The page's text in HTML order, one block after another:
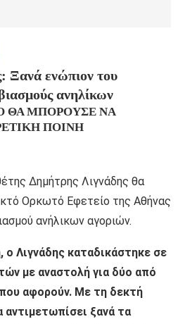
Ξανά ενώπιον του
ανηλίκων
ΘΑ ΜΠΟΡΟΎΣΕ ΝΑ
ΠΟΙΝΉ
Δημήτρης Λιγνάδης θα
Ορκωτό Εφετείο της Αθήνας
ανήλικων αγοριών.
ο Λιγνάδης καταδικάστηκε σε
με αναστολή για δύο από
αφορούν. Με τη δεκτή
ξανά τα